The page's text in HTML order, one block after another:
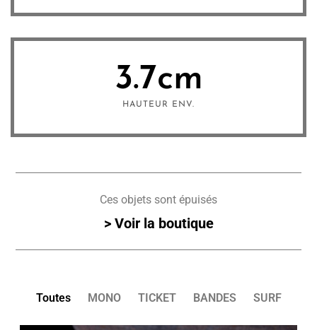
HAUTEUR ENV.
3.7cm
Ces objets sont épuisés
> Voir la boutique
Toutes MONO TICKET BANDES SURF